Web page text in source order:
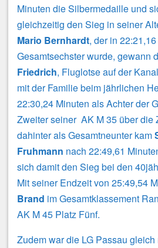
Minuten die Silbermedaille und
gleichzeitig den Sieg in seiner
Mario Bernhardt, der in
Gesamtsechster wurde, gewann
Friedrich, Fluglotse auf der
mit der Familie beim jährlichen
22:30,24 Minuten als Achter der
Zweiter seiner AK M 35 über die
dahinter als Gesamtneunter kam
Fruhmann nach 22:49,61
sich damit den Sieg bei den
Mit seiner Endzeit von 25:49,54
Brand im Gesamtklassement
AK M 45 Platz Fünf.
Zudem war die LG Passau gleich